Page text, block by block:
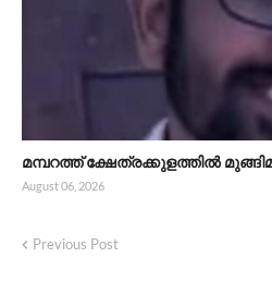
മമ്പറത്ത് ക്ഷേത്രക്കുളത്തിൽ
August 06, 2026
Previous Post